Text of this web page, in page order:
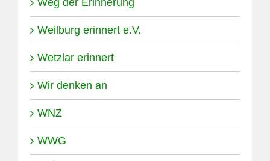
Weg der Erinnerung
Weilburg erinnert e.V.
Wetzlar erinnert
Wir denken an
WNZ
WWG